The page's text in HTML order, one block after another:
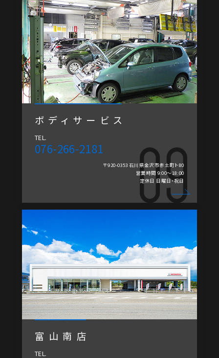
ボディサービス
TEL.
076-266-2181
〒920-0353 石川県金沢市赤土町ト80
営業時間 9:00～18:00
定休日 日曜日・祝日
富山南店
TEL.